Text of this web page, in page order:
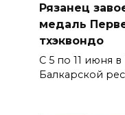
Рязанец
медаль
тхэквондо
С 5 по 11 июня
Балкарской